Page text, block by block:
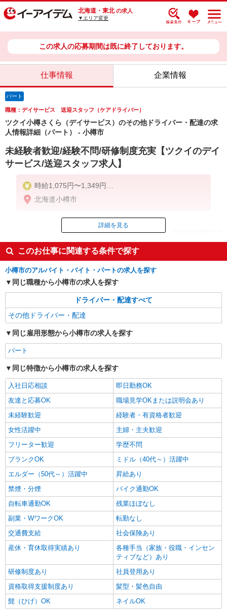
北海道・東北 の求人
▼エリア変更
この求人の応募期間は既に終了しております。
仕事情報 企業情報
パート
職種：デイサービス 送迎スタッフ（ケアドライバー）
ツクイ小樽さくら（デイサービス）のその他ドライバー・配達の求
人情報詳細（パート） - 小樽市
未経験者歓迎/経験不問/研修制度充実【ツクイのデイ
サービス/送迎スタッフ求人】
時給1,075円〜1,349円
★土日祝日は時給100円アップ！
北海道小樽市
ID：AE0528705218
掲載期間終了
詳細を見る
このお仕事に関連する条件で探す
小樽市のアルバイト・バイト・パートの求人を探す
同じ職種から小樽市の求人を探す
ドライバー・配達すべて
その他ドライバー・配達
同じ雇用形態から小樽市の求人を探す
パート
同じ特徴から小樽市の求人を探す
入社日応相談
即日勤務OK
友達と応募OK
職場見学OKまたは説明会あり
未経験歓迎
経験者・有資格者歓迎
女性活躍中
主婦・主夫歓迎
フリーター歓迎
学歴不問
ブランクOK
ミドル（40代～）活躍中
エルダー（50代～）活躍中
昇給あり
禁煙・分煙
バイク通勤OK
自転車通勤OK
残業ほぼなし
副業・WワークOK
転勤なし
交通費支給
社会保険あり
産休・育休取得実績あり
各種手当（家族・役職・インセン
ティブなど）あり
研修制度あり
社員登用あり
資格取得支援制度あり
髪型・髪色自由
髭（ひげ）OK
ネイルOK